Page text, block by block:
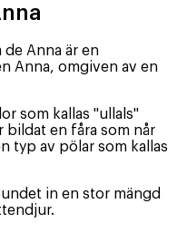
Anna är en
Anna, omgiven av en
som kallas "ullals"
bildat en fåra som når
typ av pölar som kallas
in en stor mängd